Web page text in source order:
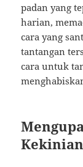
padan yang
harian,
cara yang
tantangan
cara untuk
Kekinian